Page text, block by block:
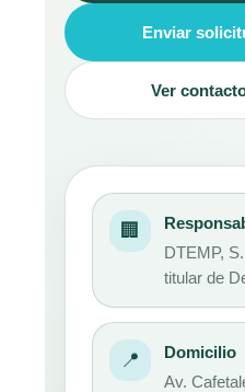
Enviar
Ver
🏢
DTEMP,
titular de
📍 Domicilio
Av.